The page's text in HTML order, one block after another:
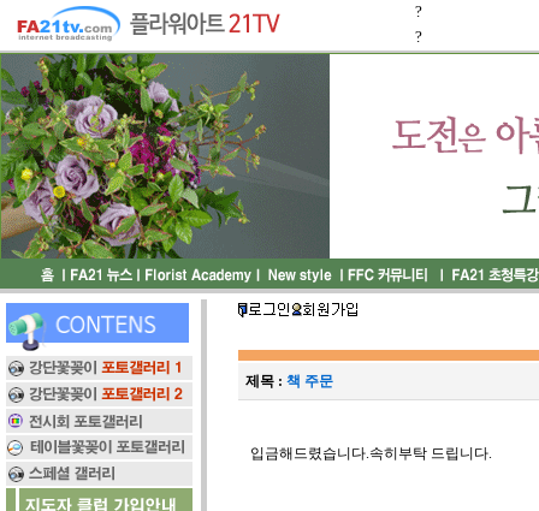
?
?
제목 : 책 주문
입금해드렸습니다.속히부탁 드립니다.